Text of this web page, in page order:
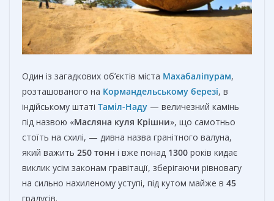
Один із загадкових об’єктів міста Махабаліпурам,
розташованого на Кормандельському березі, в
індійському штаті Таміл-Наду — величезний камінь
під назвою «Масляна куля Крішни», що самотньо
стоїть на схилі, — дивна назва гранітного валуна,
який важить 250 тонн і вже понад 1300 років кидає
виклик усім законам гравітації, зберігаючи рівновагу
на сильно нахиленому уступі, під кутом майже в 45
градусів.